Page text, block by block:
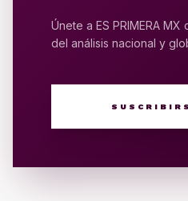
Únete a ES PRIMERA
del análisis nacional y